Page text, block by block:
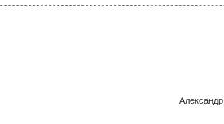
Александр